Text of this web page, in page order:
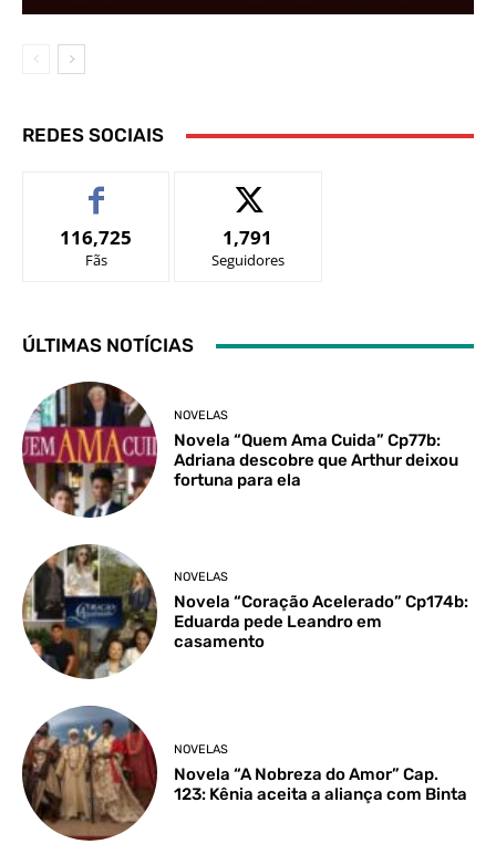
REDES SOCIAIS
116,725
Fãs
1,791
Seguidores
ÚLTIMAS NOTÍCIAS
NOVELAS
Novela “Quem Ama Cuida” Cp77b:
Adriana descobre que Arthur deixou
fortuna para ela
NOVELAS
Novela “Coração Acelerado” Cp174b:
Eduarda pede Leandro em
casamento
NOVELAS
Novela “A Nobreza do Amor” Cap.
123: Kênia aceita a aliança com Binta